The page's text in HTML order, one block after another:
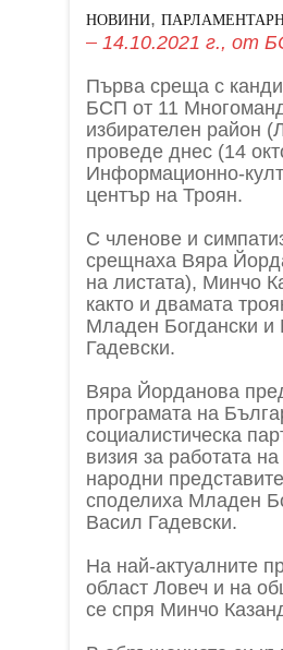
НОВИНИ,
14.10.2021 г., от
Първа среща с
БСП от 11
избирателен район
проведе днес (14
Информационно-
център на Троян.
С членове и
срещнаха Вяра
на листата), Минчо
както и двамата
Младен Богдански и
Гадевски.
Вяра Йорданова
програмата на
социалистическа
визия за работата
народни
споделиха Младен
Васил Гадевски.
На най-актуалните
област Ловеч и на
се спря Минчо